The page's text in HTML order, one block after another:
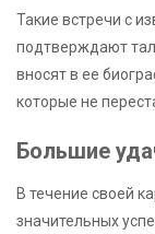
Такие встречи с
подтверждают
вносят в ее
которые не
Большие
В течение своей
значительных